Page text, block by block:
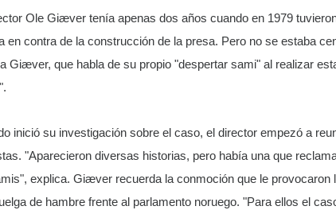
Ole Giæver tenía apenas dos años cuando en 1979
en contra de la construcción de la presa. Pero no se estaba
Giæver, que habla de su propio "despertar sami" al realizar
inició su investigación sobre el caso, el director empezó a
"Aparecieron diversas historias, pero había una que
explica. Giæver recuerda la conmoción que le provocaron
de hambre frente al parlamento noruego. "Para ellos el